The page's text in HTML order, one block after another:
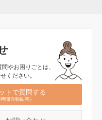
やお困りごとは、
ください。
トで質問する
時間自動回答）